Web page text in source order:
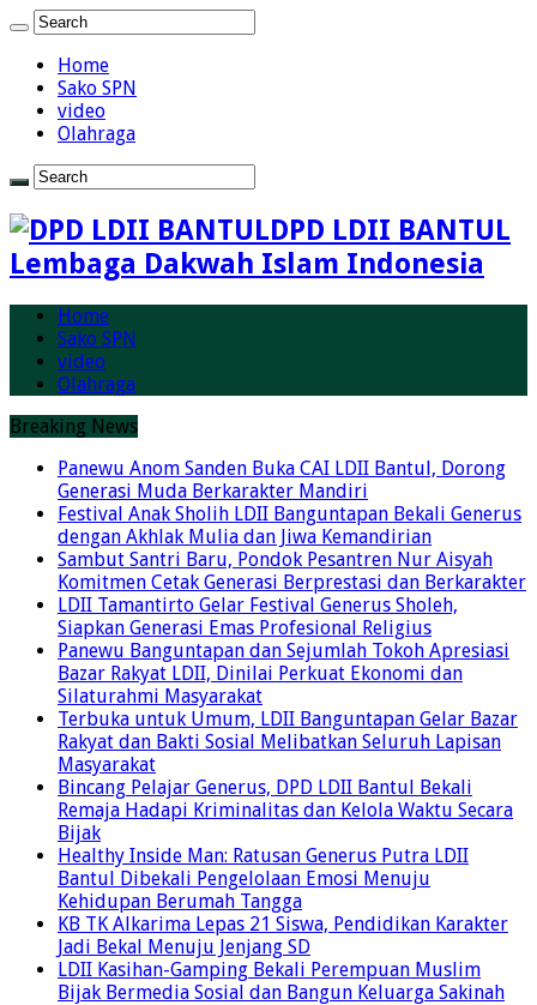
Home
Sako SPN
video
Olahraga
DPD LDII BANTUL
Lembaga Dakwah Islam Indonesia
Home
Sako SPN
video
Olahraga
Breaking News
Panewu Anom Sanden Buka CAI LDII Bantul, Dorong
Generasi Muda Berkarakter Mandiri
Festival Anak Sholih LDII Banguntapan Bekali Generus
dengan Akhlak Mulia dan Jiwa Kemandirian
Sambut Santri Baru, Pondok Pesantren Nur Aisyah
Komitmen Cetak Generasi Berprestasi dan Berkarakter
LDII Tamantirto Gelar Festival Generus Sholeh,
Siapkan Generasi Emas Profesional Religius
Panewu Banguntapan dan Sejumlah Tokoh Apresiasi
Bazar Rakyat LDII, Dinilai Perkuat Ekonomi dan
Silaturahmi Masyarakat
Terbuka untuk Umum, LDII Banguntapan Gelar Bazar
Rakyat dan Bakti Sosial Melibatkan Seluruh Lapisan
Masyarakat
Bincang Pelajar Generus, DPD LDII Bantul Bekali
Remaja Hadapi Kriminalitas dan Kelola Waktu Secara
Bijak
Healthy Inside Man: Ratusan Generus Putra LDII
Bantul Dibekali Pengelolaan Emosi Menuju
Kehidupan Berumah Tangga
KB TK Alkarima Lepas 21 Siswa, Pendidikan Karakter
Jadi Bekal Menuju Jenjang SD
LDII Kasihan-Gamping Bekali Perempuan Muslim
Bijak Bermedia Sosial dan Bangun Keluarga Sakinah